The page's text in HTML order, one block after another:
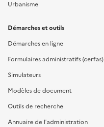
Urbanisme
Démarches et outils
Démarches en ligne
Formulaires administratifs (cerfas)
Simulateurs
Modèles de document
Outils de recherche
Annuaire de l'administration